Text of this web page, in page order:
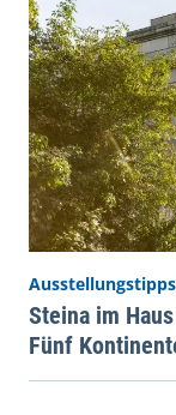
Steina im
Fünf